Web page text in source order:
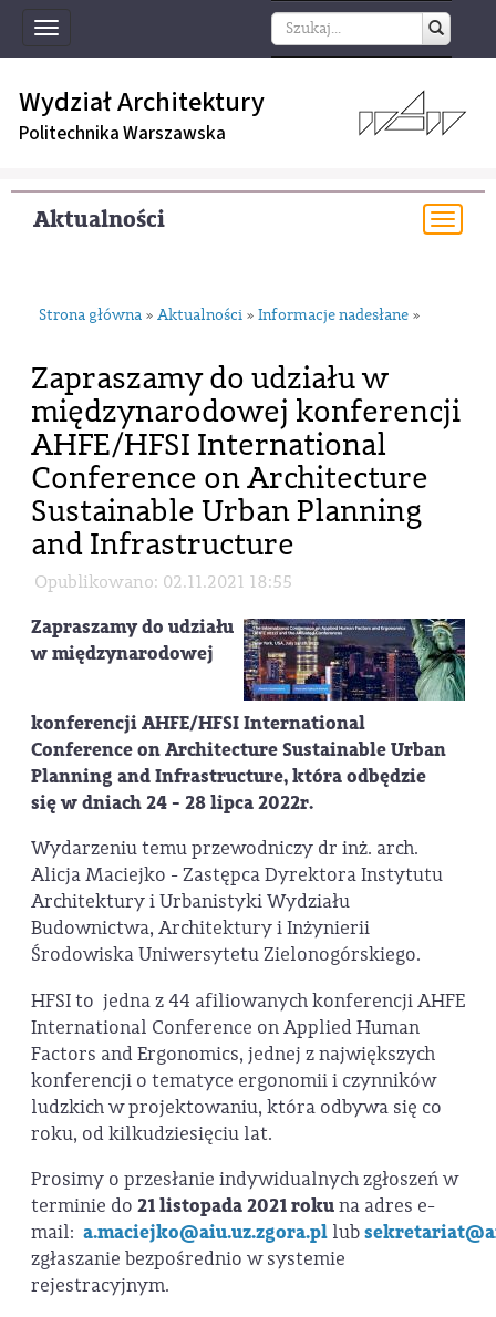
Toggle
navigation
Wydział Architektury
Politechnika Warszawska
Aktualności
Strona główna » Aktualności » Informacje nadesłane »
Zapraszamy do udziału w
międzynarodowej konferencji
AHFE/HFSI International
Conference on Architecture
Sustainable Urban Planning
and Infrastructure
Opublikowano: 02.11.2021 18:55
Zapraszamy do udziału
w międzynarodowej
konferencji AHFE/HFSI International
Conference on Architecture Sustainable Urban
Planning and Infrastructure, która odbędzie
się w dniach 24 - 28 lipca 2022r.
Wydarzeniu temu przewodniczy dr inż. arch.
Alicja Maciejko - Zastępca Dyrektora Instytutu
Architektury i Urbanistyki Wydziału
Budownictwa, Architektury i Inżynierii
Środowiska Uniwersytetu Zielonogórskiego.
HFSI to jedna z 44 afiliowanych konferencji AHFE
International Conference on Applied Human
Factors and Ergonomics, jednej z największych
konferencji o tematyce ergonomii i czynników
ludzkich w projektowaniu, która odbywa się co
roku, od kilkudziesięciu lat.
Prosimy o przesłanie indywidualnych zgłoszeń w
terminie do 21 listopada 2021 rokuna adres e-
mail: a.maciejko@aiu.uz.zgora.pl lub
zgłaszanie bezpośrednio w systemie
rejestracyjnym.